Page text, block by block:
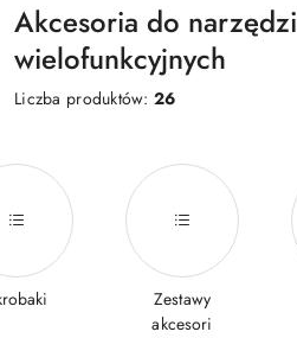
Akcesoria do narzędzi
wielofunkcyjnych
Liczba produktów:26
Zestawy
akcesori